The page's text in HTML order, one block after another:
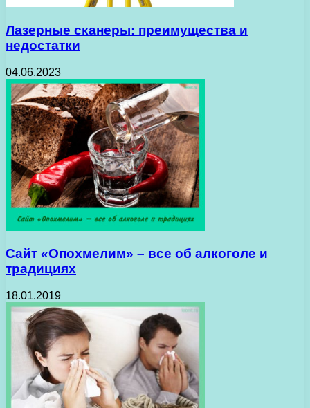
Лазерные сканеры: преимущества и
недостатки
04.06.2023
Сайт «Опохмелим» – все об алкоголе и
традициях
18.01.2019